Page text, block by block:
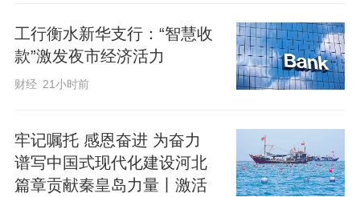
营养价值高于普通小麦。
地第一批“吃螃蟹”的人。当初，她看好新品
种的潜力，将“冀紫439”小麦引进农场进行
种植，满心指望能卖个好价钱，但由于知
工行衡水新华支行：“智慧收
款”激发夜市经济活力
财经 21小时前
牢记嘱托 感恩奋进 为奋力
谱写中国式现代化建设河北
篇章贡献秦皇岛力量丨激活